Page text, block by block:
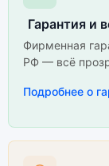
Гарантия и
Фирменная
РФ — всё
Подробнее о